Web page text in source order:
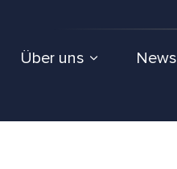
Über uns News